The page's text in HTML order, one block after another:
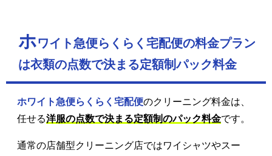
ホワイト急便らくらく宅配便の料金プラン
は衣類の点数で決まる定額制パック料金
ホワイト急便らくらく宅配便のクリーニング料金は、
任せる洋服の点数で決まる定額制のパック料金です。
通常の店舗型クリーニング店ではワイシャツやスー